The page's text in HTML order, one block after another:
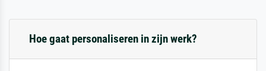
Hoe gaat personaliseren in zijn werk?